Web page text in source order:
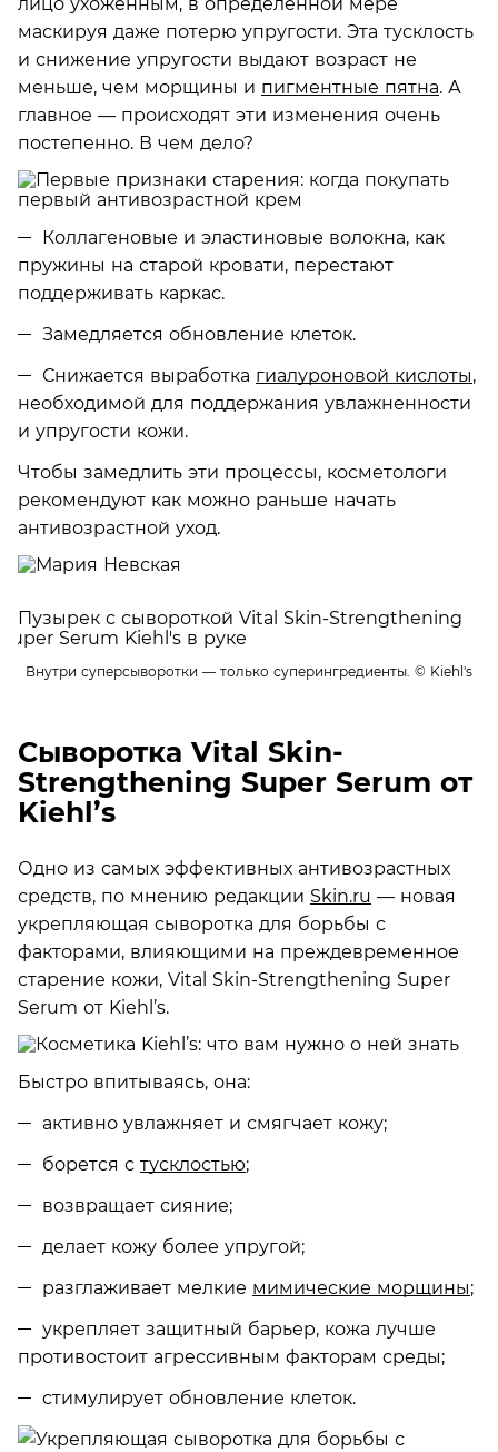
маскируя даже потерю упругости. Эта тусклость
и снижение упругости выдают возраст не
меньше, чем морщины и пигментные пятна. А
главное — происходят эти изменения очень
постепенно. В чем дело?
Коллагеновые и эластиновые волокна, как
пружины на старой кровати, перестают
поддерживать каркас.
Замедляется обновление клеток.
Снижается выработка гиалуроновой кислоты,
необходимой для поддержания увлажненности
и упругости кожи.
Чтобы замедлить эти процессы, косметологи
рекомендуют как можно раньше начать
антивозрастной уход.
Внутри суперсыворотки — только суперингредиенты. © Kiehl's
Сыворотка Vital Skin-
Strengthening Super Serum от
Kiehl’s
Одно из самых эффективных антивозрастных
средств, по мнению редакции Skin.ru — новая
укрепляющая сыворотка для борьбы с
факторами, влияющими на преждевременное
старение кожи, Vital Skin-Strengthening Super
Serum от Kiehl’s.
Быстро впитываясь, она:
активно увлажняет и смягчает кожу;
борется с тусклостью;
возвращает сияние;
делает кожу более упругой;
разглаживает мелкие мимические морщины;
укрепляет защитный барьер, кожа лучше
противостоит агрессивным факторам среды;
стимулирует обновление клеток.